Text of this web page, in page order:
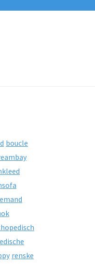
boucle
renske